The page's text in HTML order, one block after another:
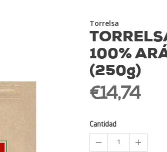
Torrelsa
100%
(250g)
€14,74
Cantidad
1